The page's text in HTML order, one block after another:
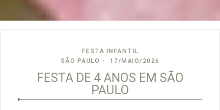
FESTA INFANTIL
SÃO PAULO
17/MAIO/2026
FESTA DE 4 ANOS EM SÃO
PAULO